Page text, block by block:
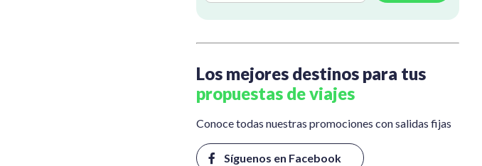
Los mejores destinos para tus
propuestas de viajes
Conoce todas nuestras promociones con salidas fijas
⠀Síguenos en Facebook ⠀